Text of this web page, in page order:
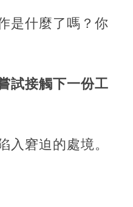
是什麼了嗎？你
試接觸下一份工
窘迫的處境。